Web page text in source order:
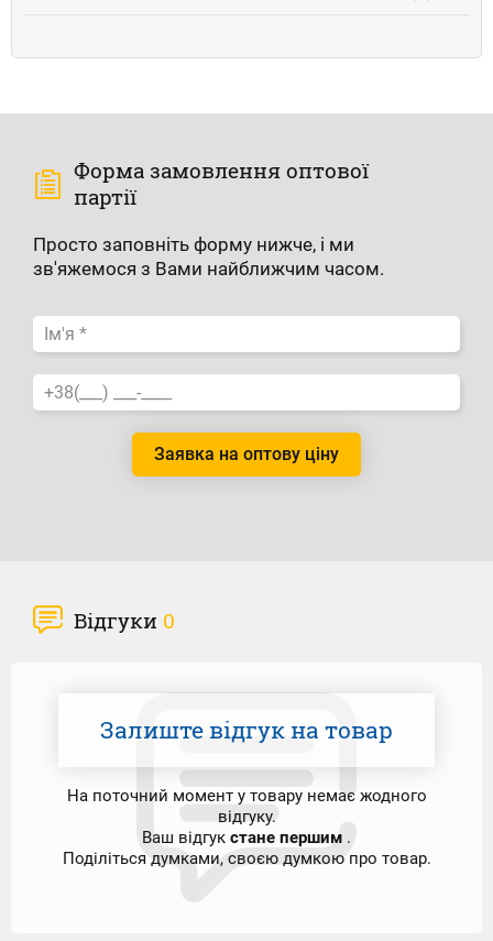
Форма замовлення оптової
партії
Просто заповніть форму нижче, і ми
зв'яжемося з Вами найближчим часом.
Заявка на оптову ціну
Відгуки 0
Залиште відгук на товар
На поточний момент у товару немає жодного
відгуку.
Ваш відгук стане першим .
Поділіться думками, своєю думкою про товар.